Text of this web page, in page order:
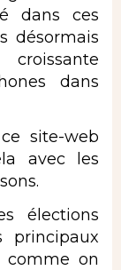
dans ces
désormais
dans
site-web
avec les
élections
principaux
comme on